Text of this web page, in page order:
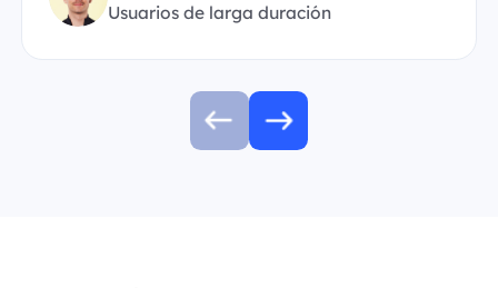
Usuarios de larga duración